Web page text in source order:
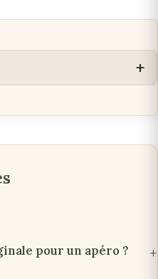
pour un apéro ?